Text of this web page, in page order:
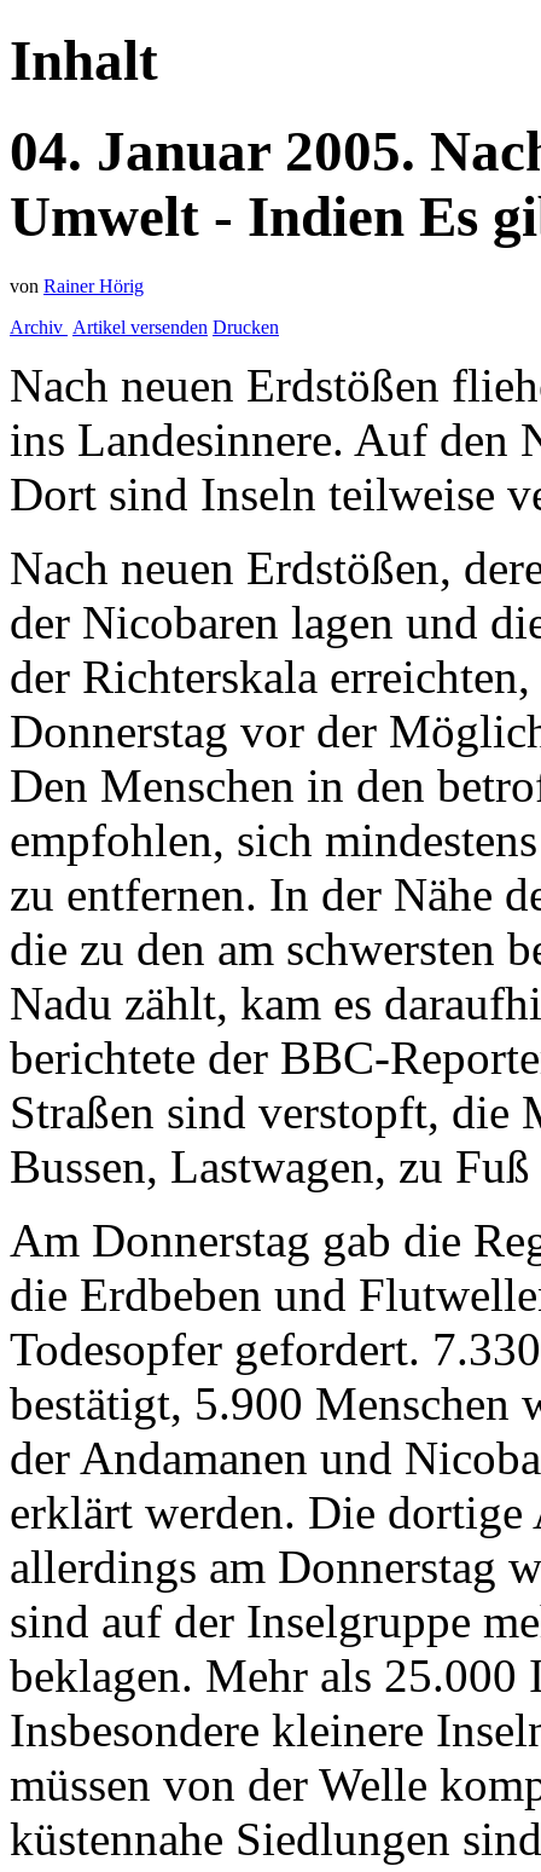
Inhalt
04. Januar 2005.
Umwelt - Indien Es
von Rainer Hörig
Archiv Artikel versenden Drucken
Nach neuen Erdstößen
ins Landesinnere. Auf den
Dort sind Inseln teilweise
Nach neuen Erdstößen,
der Nicobaren lagen und
der Richterskala
Donnerstag vor der
Den Menschen in den
empfohlen, sich
zu entfernen. In der Nähe
die zu den am schwersten
Nadu zählt, kam es
berichtete der BBC-
Straßen sind verstopft, die
Bussen, Lastwagen, zu
Am Donnerstag gab die
die Erdbeben und
Todesopfer gefordert.
bestätigt, 5.900 Menschen
der Andamanen und
erklärt werden. Die
allerdings am Donnerstag
sind auf der Inselgruppe
beklagen. Mehr als 25.000
Insbesondere kleinere
müssen von der Welle
küstennahe Siedlungen